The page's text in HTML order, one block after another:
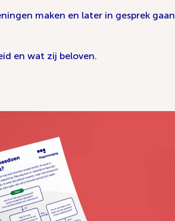
maken en later in gesprek gaan
en wat zij beloven.